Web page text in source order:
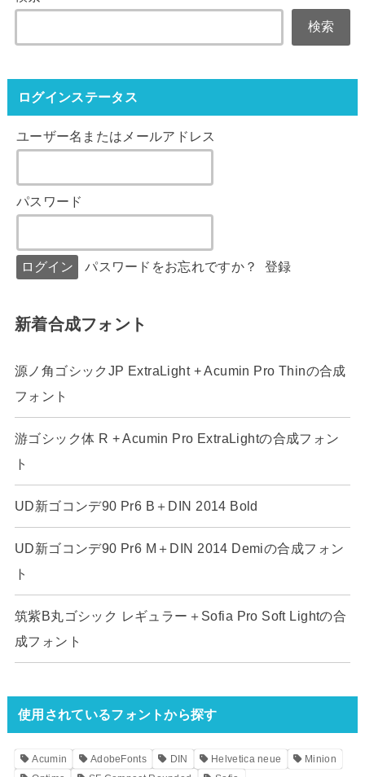
検索
ログインステータス
ユーザー名またはメールアドレス
パスワード
パスワードをお忘れですか？ 登録
新着合成フォント
源ノ角ゴシックJP ExtraLight + Acumin Pro Thinの合成
フォント
游ゴシック体 R + Acumin Pro ExtraLightの合成フォン
ト
UD新ゴコンデ90 Pr6 B＋DIN 2014 Bold
UD新ゴコンデ90 Pr6 M＋DIN 2014 Demiの合成フォン
ト
筑紫B丸ゴシック レギュラー＋Sofia Pro Soft Lightの合
成フォント
使用されているフォントから探す
Acumin AdobeFonts DIN Helvetica neue
Minion